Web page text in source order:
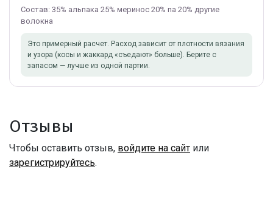
Состав: 35% альпака 25% меринос 20% па 20% другие
волокна
Это примерный расчет. Расход зависит от плотности вязания
и узора (косы и жаккард «съедают» больше). Берите с
запасом — лучше из одной партии.
Отзывы
Чтобы оставить отзыв, войдите на сайт или
зарегистрируйтесь.